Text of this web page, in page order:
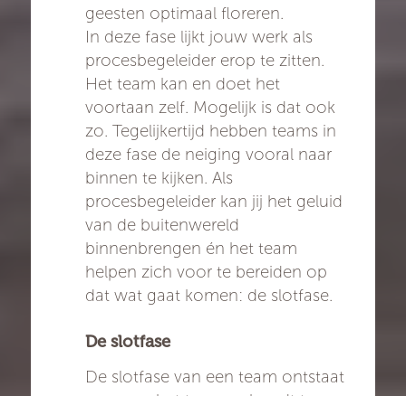
geesten optimaal floreren.
In deze fase lijkt jouw werk als
procesbegeleider erop te zitten.
Het team kan en doet het
voortaan zelf. Mogelijk is dat ook
zo. Tegelijkertijd hebben teams in
deze fase de neiging vooral naar
binnen te kijken. Als
procesbegeleider kan jij het geluid
van de buitenwereld
binnenbrengen én het team
helpen zich voor te bereiden op
dat wat gaat komen: de slotfase.
De slotfase
De slotfase van een team ontstaat